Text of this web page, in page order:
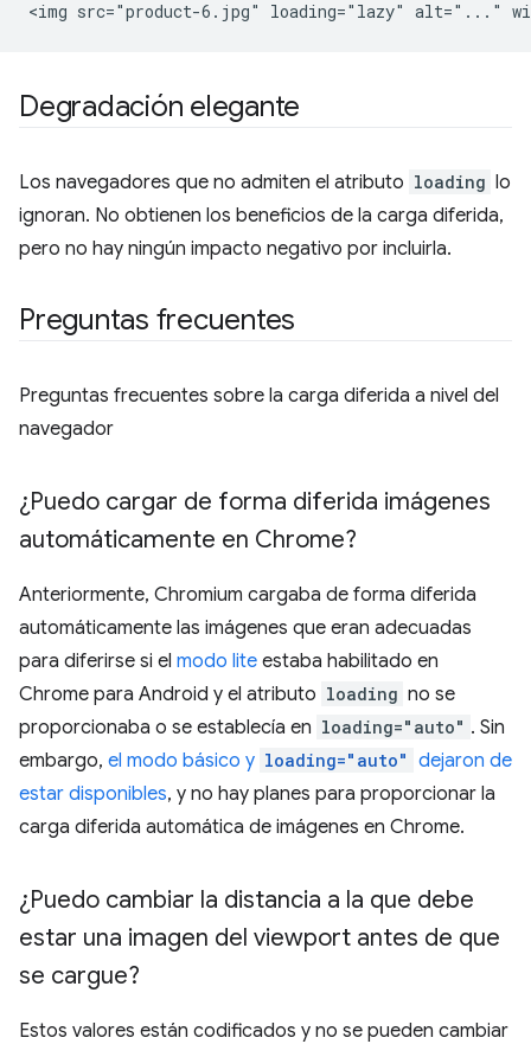
Degradación elegante
Los navegadores que no admiten el atributo loading lo
ignoran. No obtienen los beneficios de la carga diferida,
pero no hay ningún impacto negativo por incluirla.
Preguntas frecuentes
Preguntas frecuentes sobre la carga diferida a nivel del
navegador
¿Puedo cargar de forma diferida imágenes
automáticamente en Chrome?
Anteriormente, Chromium cargaba de forma diferida
automáticamente las imágenes que eran adecuadas
para diferirse si el modo lite estaba habilitado en
Chrome para Android y el atributo loading no se
proporcionaba o se establecía en loading="auto" . Sin
embargo, el modo básico y loading="auto" dejaron de
estar disponibles, y no hay planes para proporcionar la
carga diferida automática de imágenes en Chrome.
¿Puedo cambiar la distancia a la que debe
estar una imagen del viewport antes de que
se cargue?
Estos valores están codificados y no se pueden cambiar